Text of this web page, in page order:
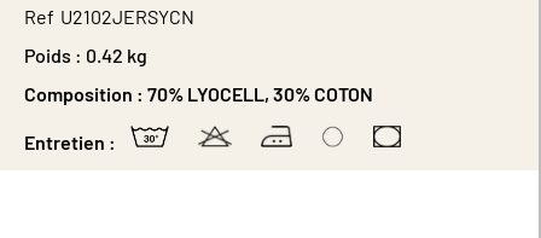
Ref U2102JERSYCN
Poids : 0.42 kg
Composition : 70% LYOCELL, 30% COTON
Entretien :